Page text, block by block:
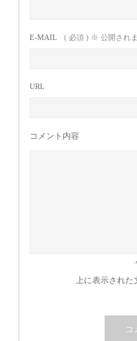
E-MAIL ( 必須 ) ※ 公開され
URL
コメント内容
上に表示された